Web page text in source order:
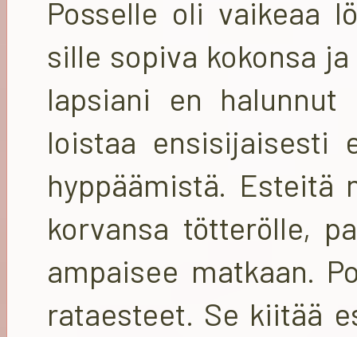
Posselle oli vaikeaa
sille sopiva kokonsa
lapsiani en
loistaa ensisijaisesti
hyppäämistä. Esteitä
korvansa tötterölle,
ampaisee matkaan.
rataesteet. Se kiitää